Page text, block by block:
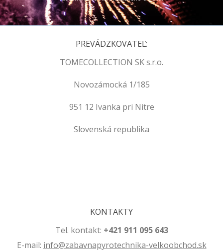
PREVÁDZKOVATEĽ:
TOMECOLLECTION SK s.r.o.
Novozámocká 1/185
951 12 Ivanka pri Nitre
Slovenská republika
KONTAKTY
Tel. kontakt: +421 911 095 643
E-mail: info@zabavnapyrotechnika-velkoobchod.sk